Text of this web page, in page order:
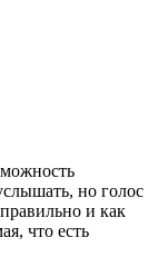
но голос
и как
что есть